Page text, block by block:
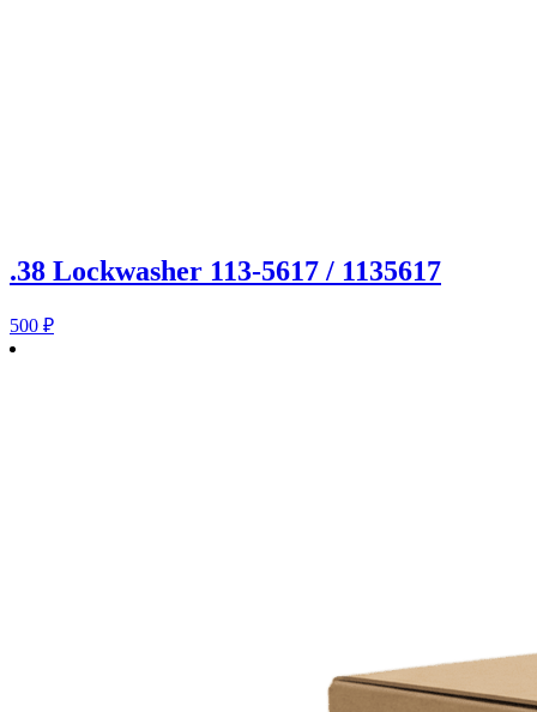
.38 Lockwasher 113-5617 / 1135617
500 ₽